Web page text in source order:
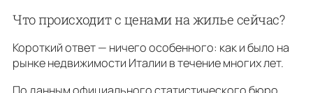
Что происходит с ценами на жилье сейчас?
Короткий ответ — ничего особенного: как и было на
рынке недвижимости Италии в течение многих лет.